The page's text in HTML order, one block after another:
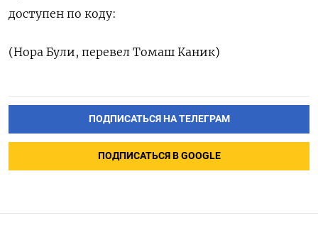
доступен по коду:
(Нора Були, перевел Томаш Каник)
ПОДПИСАТЬСЯ НА ТЕЛЕГРАМ
ПОДПИСАТЬСЯ В GOOGLE